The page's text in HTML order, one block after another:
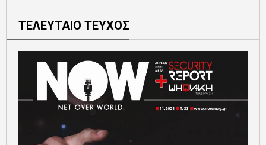
ΤΕΛΕΥΤΑΙΟ ΤΕΥΧΟΣ